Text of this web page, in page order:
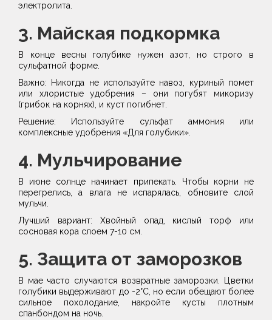
электролита.
3. Майская подкормка
В конце весны голубике нужен азот, но строго в
сульфатной форме.
Важно: Никогда не используйте навоз, куриный помет
или хлористые удобрения – они погубят микоризу
(грибок на корнях), и куст погибнет.
Решение: Используйте сульфат аммония или
комплексные удобрения «Для голубики».
4. Мульчирование
В июне солнце начинает припекать. Чтобы корни не
перегрелись, а влага не испарялась, обновите слой
мульчи.
Лучший вариант: Хвойный опад, кислый торф или
сосновая кора слоем 7-10 см.
5. Защита от заморозков
В мае часто случаются возвратные заморозки. Цветки
голубики выдерживают до -2°C, но если обещают более
сильное похолодание, накройте кусты плотным
спанбондом на ночь.